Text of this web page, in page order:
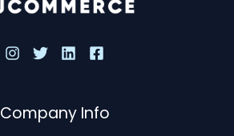
Company Info